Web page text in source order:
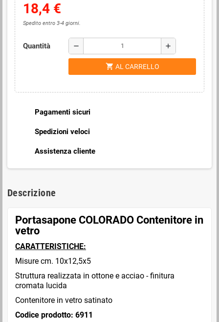
18,4 €
Spedito entro 3-4 giorni.
Quantità remove add
shopping_cart AL CARRELLO
Pagamenti sicuri
Spedizioni veloci
Assistenza cliente
Descrizione
Portasapone COLORADO Contenitore in
vetro
CARATTERISTICHE:
Misure cm. 10x12,5x5
Struttura realizzata in ottone e acciao - finitura
cromata lucida
Contenitore in vetro satinato
Codice prodotto: 6911